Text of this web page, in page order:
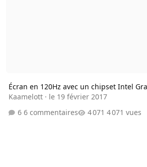
Écran en 120Hz avec un chipset Intel
Kaamelott· le 19 février 2017
6 commentaires
4 071 vues